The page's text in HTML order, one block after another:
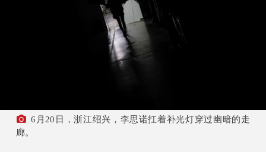
6月20日，浙江绍兴，李思诺扛着补光灯穿过幽暗的走
廊。